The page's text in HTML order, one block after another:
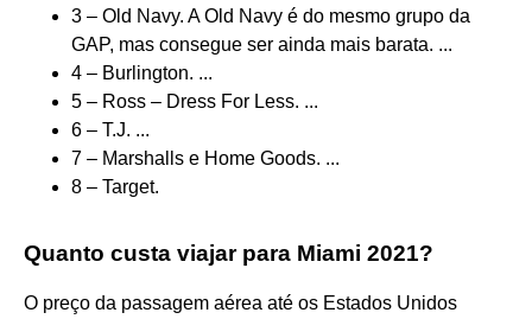
3 – Old Navy. A Old Navy é do mesmo grupo da
GAP, mas consegue ser ainda mais barata. ...
4 – Burlington. ...
5 – Ross – Dress For Less. ...
6 – T.J. ...
7 – Marshalls e Home Goods. ...
8 – Target.
Quanto custa viajar para Miami 2021?
O preço da passagem aérea até os Estados Unidos